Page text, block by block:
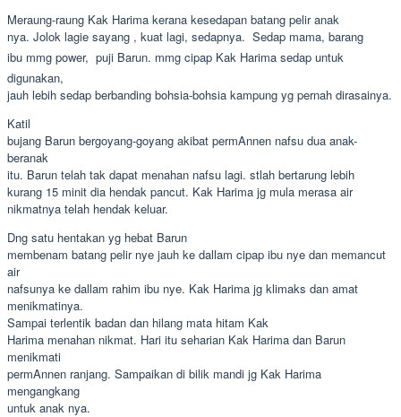
Meraung-raung Kak Harima kerana kesedapan batang pelir anak
nya. Jolok lagie sayang , kuat lagi, sedapnya.  Sedap mama, barang
ibu mmg power,  puji Barun. mmg cipap Kak Harima sedap untuk
digunakan,
jauh lebih sedap berbanding bohsia-bohsia kampung yg pernah dirasainya.
Katil
bujang Barun bergoyang-goyang akibat permAnnen nafsu dua anak-
beranak
itu. Barun telah tak dapat menahan nafsu lagi. stlah bertarung lebih
kurang 15 minit dia hendak pancut. Kak Harima jg mula merasa air
nikmatnya telah hendak keluar.
Dng satu hentakan yg hebat Barun
membenam batang pelir nye jauh ke dallam cipap ibu nye dan memancut
air
nafsunya ke dallam rahim ibu nye. Kak Harima jg klimaks dan amat
menikmatinya.
Sampai terlentik badan dan hilang mata hitam Kak
Harima menahan nikmat. Hari itu seharian Kak Harima dan Barun
menikmati
permAnnen ranjang. Sampaikan di bilik mandi jg Kak Harima
mengangkang
untuk anak nya.